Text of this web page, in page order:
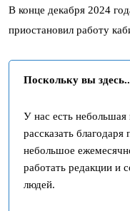
В конце декабря 2024
приостановил работу
Поскольку вы
У нас есть
рассказать
небольшое
работать редакции и
людей.